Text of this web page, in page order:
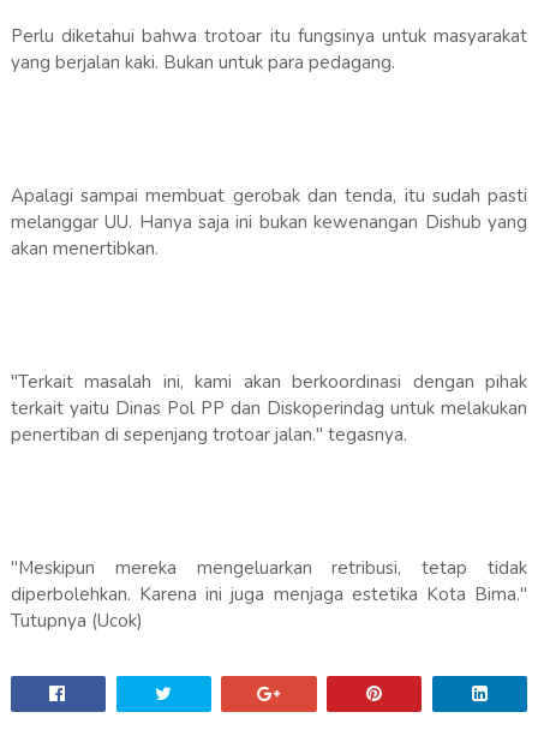
Perlu diketahui bahwa trotoar itu fungsinya untuk masyarakat
yang berjalan kaki. Bukan untuk para pedagang.
Apalagi sampai membuat gerobak dan tenda, itu sudah pasti
melanggar UU. Hanya saja ini bukan kewenangan Dishub yang
akan menertibkan.
"Terkait masalah ini, kami akan berkoordinasi dengan pihak
terkait yaitu Dinas Pol PP dan Diskoperindag untuk melakukan
penertiban di sepenjang trotoar jalan." tegasnya.
"Meskipun mereka mengeluarkan retribusi, tetap tidak
diperbolehkan. Karena ini juga menjaga estetika Kota Bima."
Tutupnya (Ucok)